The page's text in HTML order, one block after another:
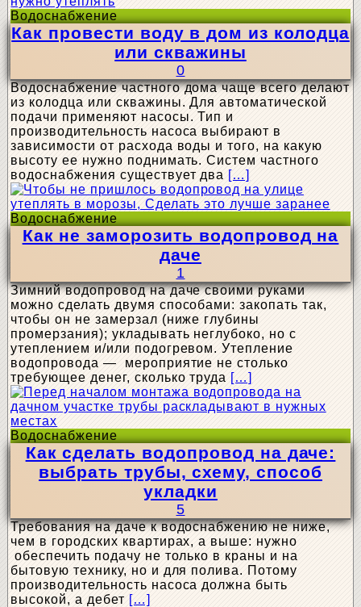
Водоснабжение
Как провести воду в дом из колодца
или скважины
0
Водоснабжение частного дома чаще всего делают
из колодца или скважины. Для автоматической
подачи применяют насосы. Тип и
производительность насоса выбирают в
зависимости от расхода воды и того, на какую
высоту ее нужно поднимать. Систем частного
водоснабжения существует два […]
Водоснабжение
Как не заморозить водопровод на
даче
1
Зимний водопровод на даче своими руками
можно сделать двумя способами: закопать так,
чтобы он не замерзал (ниже глубины
промерзания); укладывать неглубоко, но с
утеплением и/или подогревом. Утепление
водопровода — мероприятие не столько
требующее денег, сколько труда […]
Водоснабжение
Как сделать водопровод на даче:
выбрать трубы, схему, способ
укладки
5
Требования на даче к водоснабжению не ниже,
чем в городских квартирах, а выше: нужно
обеспечить подачу не только в краны и на
бытовую технику, но и для полива. Потому
производительность насоса должна быть
высокой, а дебет […]